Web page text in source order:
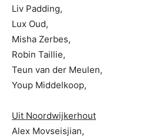
Liv Padding,
Lux Oud,
Misha Zerbes,
Robin Taillie,
Teun van der Meulen,
Youp Middelkoop,
Uit Noordwijkerhout
Alex Movseisjian,